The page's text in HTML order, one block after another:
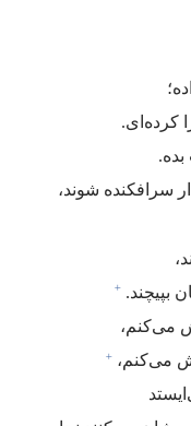
کرده‌ای.‏
بده.‏
سرافکنده شوند،‏
بپیچند.‏ +
می‌کنم،‏
می‌کنم،‏ +